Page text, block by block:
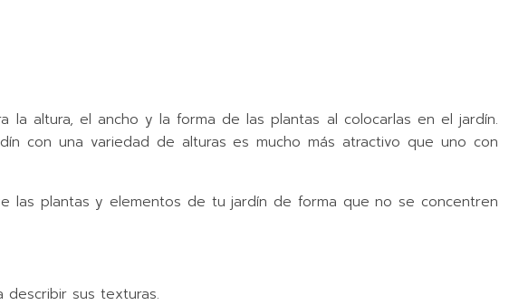
la altura, el ancho y la forma de las plantas al colocarlas en el jardín.
con una variedad de alturas es mucho más atractivo que uno con
las plantas y elementos de tu jardín de forma que no se concentren
describir sus texturas.